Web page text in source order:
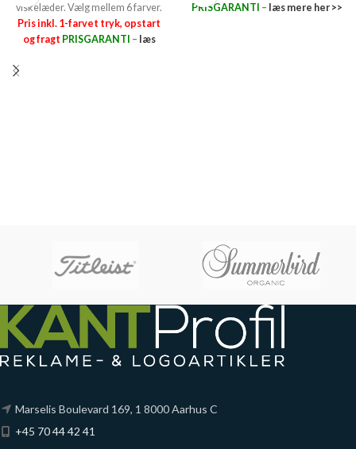
viskelæder. Vælg mellem 6 farver.
Pris inkl. 1-farvet tryk, opstart
og fragt PRISGARANTI – læs
PRISGARANTI – læs mere her >>
Marselis Boulevard 169, 1 8000 Aarhus C
+45 70 44 42 41